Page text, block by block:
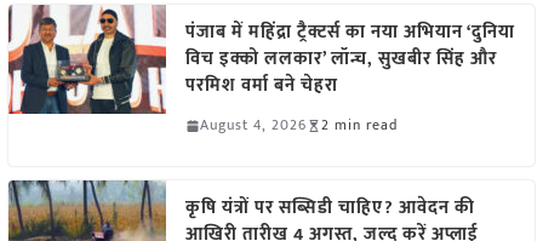
पंजाब में महिंद्रा ट्रैक्टर्स का नया अभियान ‘दुनिया
विच इक्को ललकार’ लॉन्च, सुखबीर सिंह और
परमिश वर्मा बने चेहरा
August 4, 2026 2 min read
कृषि यंत्रों पर सब्सिडी चाहिए? आवेदन की
आखिरी तारीख 4 अगस्त, जल्द करें अप्लाई